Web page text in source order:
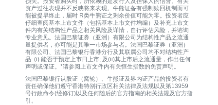
资产过往表现并不反映将来表现。牛熊证备有强制赎回机制而可
能被提早终止，届时 R类牛熊证之剩余价值可能为零。投资者应
仔细查阅基本上市文件（包括基本上市文件增编）及补充上市文
件内有关结构性产品之相关风险及详情，自行评估风险，并谘询
专业意见。法国巴黎证券（亚洲）有限公司为结构性产品之流通
量提供者，亦可能是其唯一巿场参与者。法国巴黎证券（亚洲）
有限公司、法国巴黎银行香港分行及其联属公司均不对结构性产
品: (i) 能否于预定上市日上市; 及(ii)其上市后之流通量，作出任何
声明或保证。*请参阅上市文件内有关恒生指数的免责声明。
法国巴黎银行认股证（窝轮）、牛熊证及界内证产品的投资者有
责任确保他们遵守香港特别行政区相关法律及法规以及第13959
号行政命令(经修订)以及任何随后的官方指南的相关法规及官方指
引。